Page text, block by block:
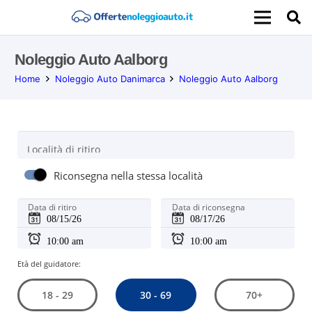
Noleggio Auto Aalborg
Home Noleggio Auto Danimarca Noleggio Auto Aalborg
Località di ritiro
Riconsegna nella stessa località
Data di ritiro Data di riconsegna
Età del guidatore:
18 - 29 30 - 69 70+